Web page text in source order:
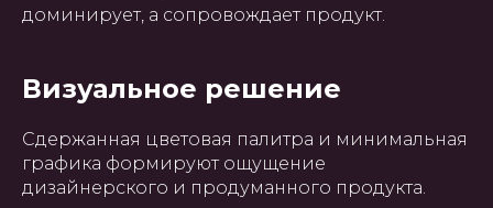
доминирует, а сопровождает продукт.
Визуальное решение
Сдержанная цветовая палитра и минимальная
графика формируют ощущение
дизайнерского и продуманного продукта.